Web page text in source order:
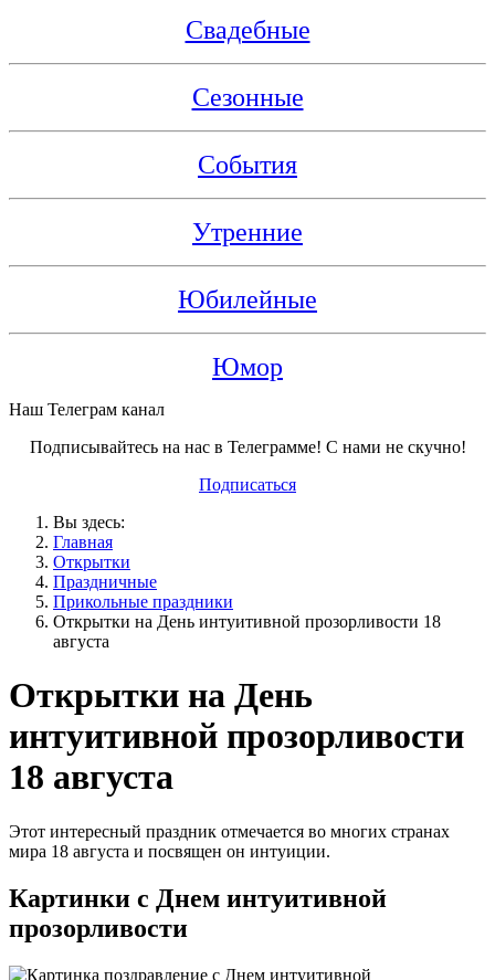
Свадебные
Сезонные
События
Утренние
Юбилейные
Юмор
Наш Телеграм канал
Подписывайтесь на нас в Телеграмме! С нами не скучно!
Подписаться
Вы здесь:
Главная
Открытки
Праздничные
Прикольные праздники
Открытки на День интуитивной прозорливости 18
августа
Открытки на День
интуитивной прозорливости
18 августа
Этот интересный праздник отмечается во многих странах
мира 18 августа и посвящен он интуиции.
Картинки с Днем интуитивной
прозорливости